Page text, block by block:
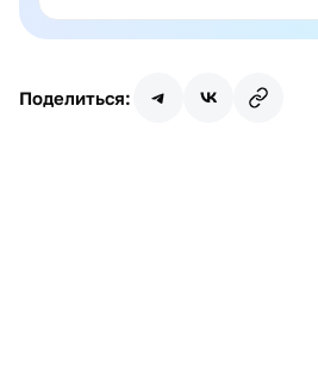
Поделиться: